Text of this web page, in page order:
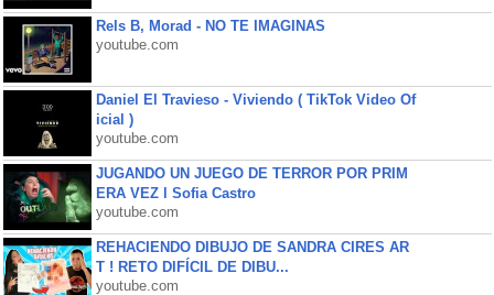
Rels B, Morad - NO TE IMAGINAS
youtube.com
Daniel El Travieso - Viviendo ( TikTok Video Of
icial )
youtube.com
JUGANDO UN JUEGO DE TERROR POR PRIM
ERA VEZ l Sofia Castro
youtube.com
REHACIENDO DIBUJO DE SANDRA CIRES AR
T ! RETO DIFÍCIL DE DIBU...
youtube.com